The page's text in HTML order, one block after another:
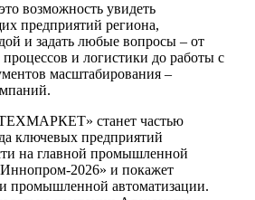
возможность увидеть
предприятий региона,
и задать любые вопросы – от
и логистики до работы с
масштабирования –
станет частью
ключевых предприятий
на главной промышленной
2026» и покажет
промышленной автоматизации.